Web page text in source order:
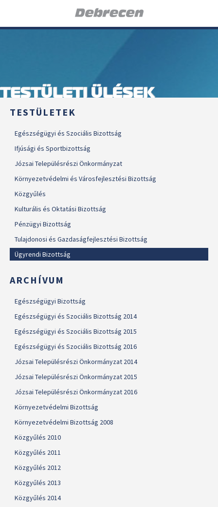
TESTÜLETI ÜLÉSEK
TESTÜLETEK
Egészségügyi és Szociális Bizottság
Ifjúsági és Sportbizottság
Józsai Településrészi Önkormányzat
Környezetvédelmi és Városfejlesztési Bizottság
Közgyűlés
Kulturális és Oktatási Bizottság
Pénzügyi Bizottság
Tulajdonosi és Gazdaságfejlesztési Bizottság
Ügyrendi Bizottság
ARCHÍVUM
Egészségügyi Bizottság
Egészségügyi és Szociális Bizottság 2014
Egészségügyi és Szociális Bizottság 2015
Egészségügyi és Szociális Bizottság 2016
Józsai Településrészi Önkormányzat 2014
Józsai Településrészi Önkormányzat 2015
Józsai Településrészi Önkormányzat 2016
Környezetvédelmi Bizottság
Környezetvédelmi Bizottság 2008
Közgyűlés 2010
Közgyűlés 2011
Közgyűlés 2012
Közgyűlés 2013
Közgyűlés 2014